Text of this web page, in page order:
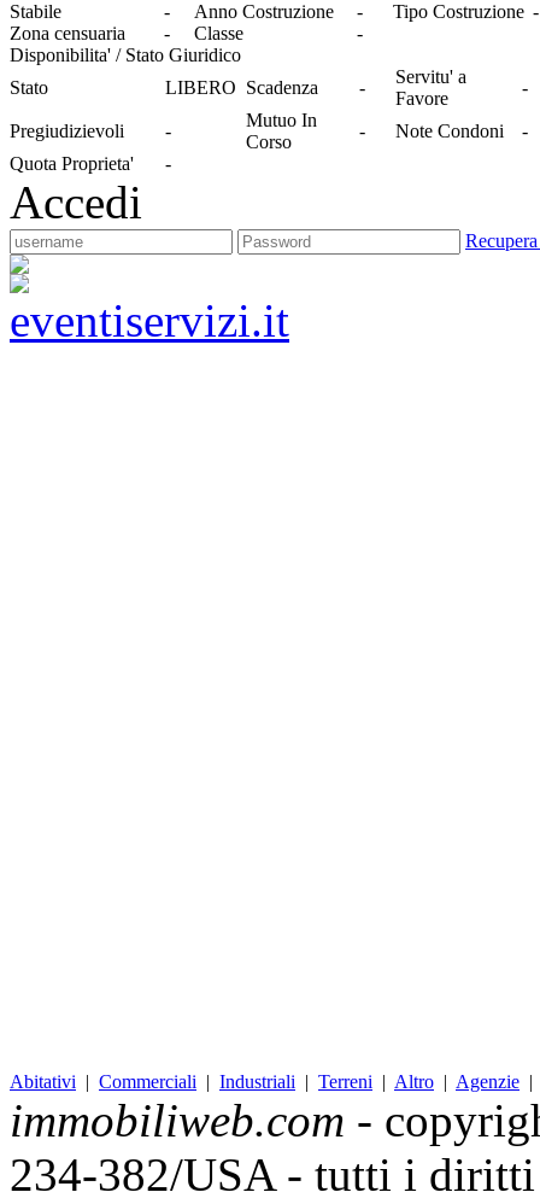
Stabile - Anno Costruzione - Tipo Costruzione -
Zona censuaria
- Classe
-
Disponibilita' / Stato Giuridico
Stato
LIBERO Scadenza -
Servitu' a
Favore
-
Pregiudizievoli -
Mutuo In
Corso
- Note Condoni
-
Quota Proprieta'
-
Accedi
Abitativi | Commerciali | Industriali | Terreni | Altro | Agenzie
immobiliweb.com -
234-382/USA - tutti i